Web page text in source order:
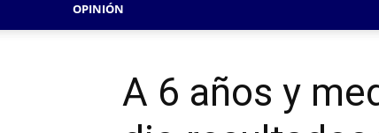
OPINIÓN
A 6 años y